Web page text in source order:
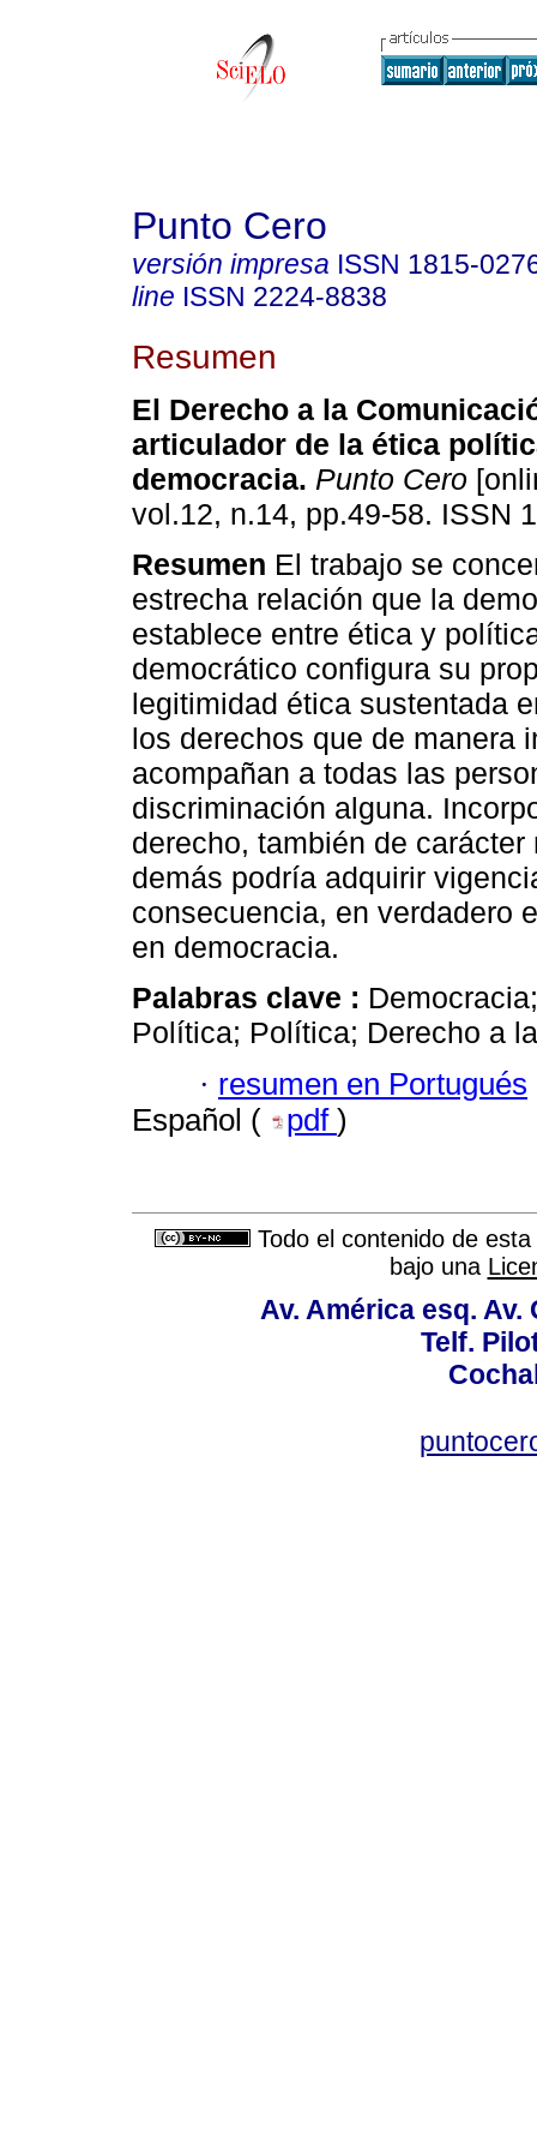
Punto Cero
versión impresa ISSN 1815-
line ISSN 2224-8838
Resumen
El Derecho a la
articulador de la ética
democracia. Punto Cero
vol.12, n.14, pp.49-58. ISSN
Resumen El trabajo se
estrecha relación que la
establece entre ética y
democrático configura su
legitimidad ética sustentada
los derechos que de manera
acompañan a todas las
discriminación alguna.
derecho, también de
demás podría adquirir
consecuencia, en verdadero
en democracia.
Palabras clave :
Política; Política; Derecho a
· resumen en Portugués
Español (
pdf )
Todo el contenido de
bajo una
Av. América esq.
Telf.